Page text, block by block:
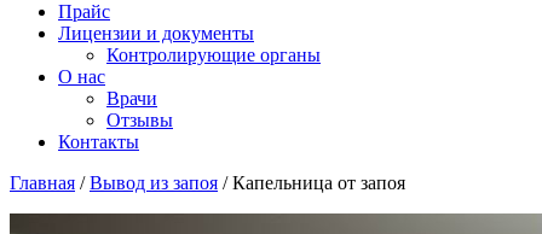
Прайс
Лицензии и документы
Контролирующие органы
О нас
Врачи
Отзывы
Контакты
Главная /Вывод из запоя /Капельница от запоя